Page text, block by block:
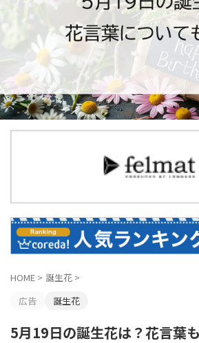
HOME > 誕生花 >
広告
誕生花
5月19日の誕生花は？花言葉